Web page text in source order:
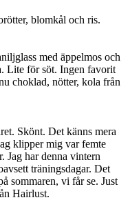
blomkål och ris.
med äppelmos och
Lite för söt. Ingen favorit
choklad, nötter, kola från
Skönt. Det känns mera
klipper mig var femte
Jag har denna vintern
träningsdagar. Det
sommaren, vi får se. Just
Hairlust.